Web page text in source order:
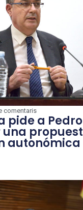
comentaris
pide a
autonómica